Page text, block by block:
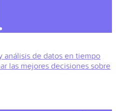
análisis de datos en tiempo
las mejores decisiones sobre